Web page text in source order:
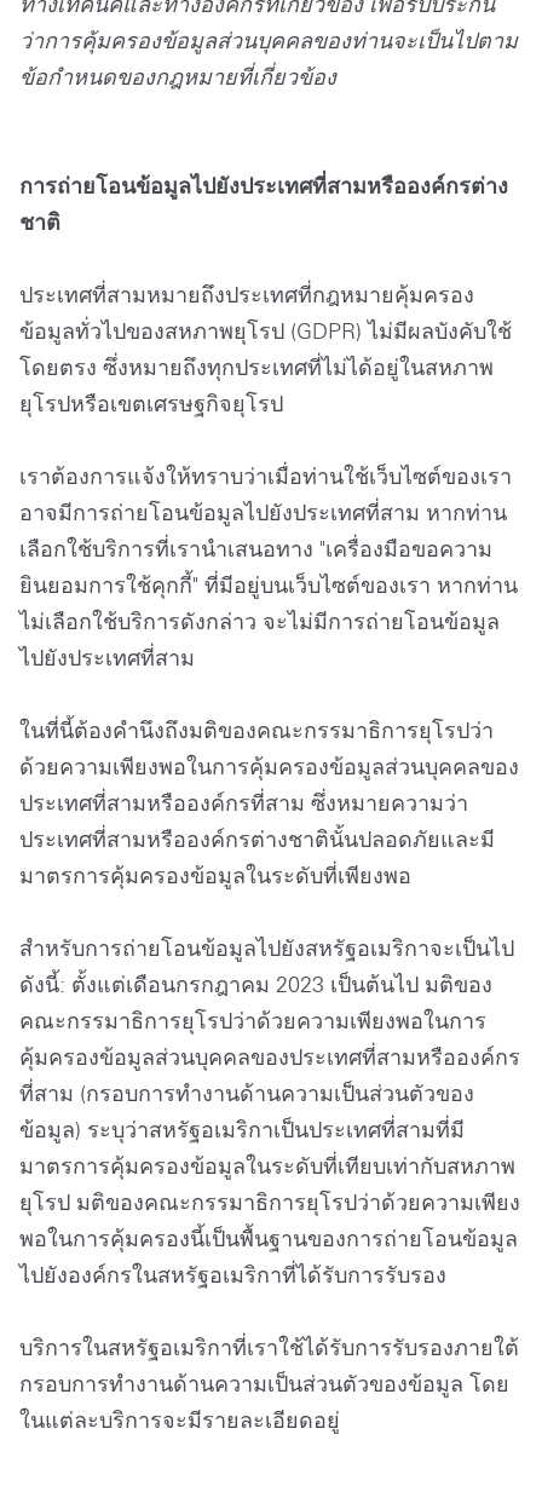
ว่าการคุ้มครองข้อมูลส่วนบุคคลของท่านจะเป็นไปตาม
ข้อกำหนดของกฎหมายที่เกี่ยวข้อง
การถ่ายโอนข้อมูลไปยังประเทศที่สามหรือองค์กรต่าง
ชาติ
ประเทศที่สามหมายถึงประเทศที่กฎหมายคุ้มครอง
ข้อมูลทั่วไปของสหภาพยุโรป (GDPR) ไม่มีผลบังคับใช้
โดยตรง ซึ่งหมายถึงทุกประเทศที่ไม่ได้อยู่ในสหภาพ
ยุโรปหรือเขตเศรษฐกิจยุโรป
เราต้องการแจ้งให้ทราบว่าเมื่อท่านใช้เว็บไซต์ของเรา
อาจมีการถ่ายโอนข้อมูลไปยังประเทศที่สาม หากท่าน
เลือกใช้บริการที่เรานำเสนอทาง "เครื่องมือขอความ
ยินยอมการใช้คุกกี้" ที่มีอยู่บนเว็บไซต์ของเรา หากท่าน
ไม่เลือกใช้บริการดังกล่าว จะไม่มีการถ่ายโอนข้อมูล
ไปยังประเทศที่สาม
ในที่นี้ต้องคำนึงถึงมติของคณะกรรมาธิการยุโรปว่า
ด้วยความเพียงพอในการคุ้มครองข้อมูลส่วนบุคคลของ
ประเทศที่สามหรือองค์กรที่สาม ซึ่งหมายความว่า
ประเทศที่สามหรือองค์กรต่างชาตินั้นปลอดภัยและมี
มาตรการคุ้มครองข้อมูลในระดับที่เพียงพอ
สำหรับการถ่ายโอนข้อมูลไปยังสหรัฐอเมริกาจะเป็นไป
ดังนี้: ตั้งแต่เดือนกรกฎาคม 2023 เป็นต้นไป มติของ
คณะกรรมาธิการยุโรปว่าด้วยความเพียงพอในการ
คุ้มครองข้อมูลส่วนบุคคลของประเทศที่สามหรือองค์กร
ที่สาม (กรอบการทำงานด้านความเป็นส่วนตัวของ
ข้อมูล) ระบุว่าสหรัฐอเมริกาเป็นประเทศที่สามที่มี
มาตรการคุ้มครองข้อมูลในระดับที่เทียบเท่ากับสหภาพ
ยุโรป มติของคณะกรรมาธิการยุโรปว่าด้วยความเพียง
พอในการคุ้มครองนี้เป็นพื้นฐานของการถ่ายโอนข้อมูล
ไปยังองค์กรในสหรัฐอเมริกาที่ได้รับการรับรอง
บริการในสหรัฐอเมริกาที่เราใช้ได้รับการรับรองภายใต้
กรอบการทำงานด้านความเป็นส่วนตัวของข้อมูล โดย
ในแต่ละบริการจะมีรายละเอียดอยู่